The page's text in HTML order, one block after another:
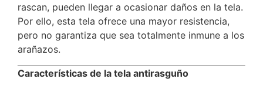
rascan, pueden llegar a ocasionar daños en la tela.
Por ello, esta tela ofrece una mayor resistencia,
pero no garantiza que sea totalmente inmune a los
arañazos.
Características de la tela antirasguño